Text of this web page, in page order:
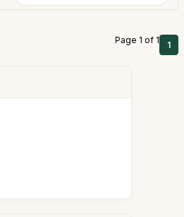
Page 1 of 1 1